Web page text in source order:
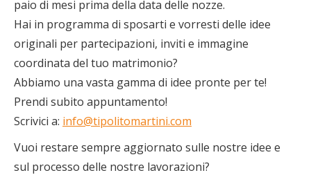
paio di mesi prima della data delle nozze.
Hai in programma di sposarti e vorresti delle idee
originali per partecipazioni, inviti e immagine
coordinata del tuo matrimonio?
Abbiamo una vasta gamma di idee pronte per te!
Prendi subito appuntamento!
Scrivici a: info@tipolitomartini.com
Vuoi restare sempre aggiornato sulle nostre idee e
sul processo delle nostre lavorazioni?